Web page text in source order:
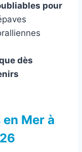
pour
dès
Mer à